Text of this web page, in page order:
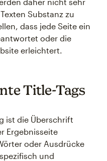
Substanz zu
dass jede Seite ein
oder die
erleichtert.
Title-Tags
ist die Überschrift
Ergebnisseite
oder Ausdrücke
und